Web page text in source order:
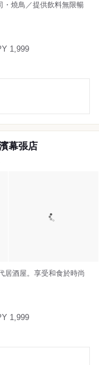
・燒鳥／提供飲料無限暢
1,999
幕張店
居酒屋。享受和食於時尚
1,999